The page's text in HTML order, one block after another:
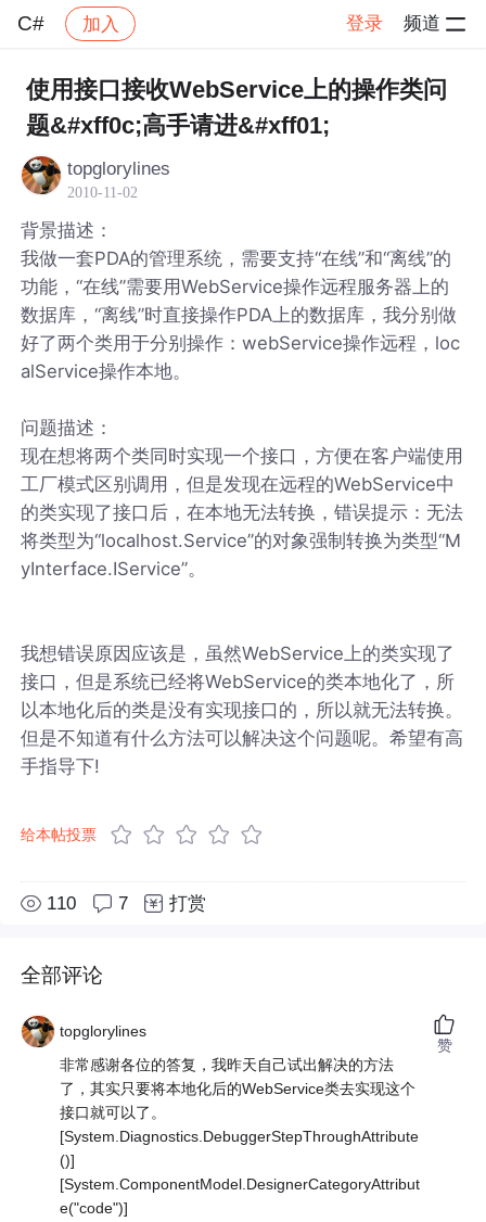
C# 加入 登录 频道
社区 C# 帖子详情
使用接口接收WebService上的操作类问
题&#xff0c;高手请进&#xff01;
topglorylines
2010-11-02
背景描述：
我做一套PDA的管理系统，需要支持“在线”和“离线”的
功能，“在线”需要用WebService操作远程服务器上的
数据库，“离线”时直接操作PDA上的数据库，我分别做
好了两个类用于分别操作：webService操作远程，loc
alService操作本地。
问题描述：
现在想将两个类同时实现一个接口，方便在客户端使用
工厂模式区别调用，但是发现在远程的WebService中
的类实现了接口后，在本地无法转换，错误提示：无法
将类型为“localhost.Service”的对象强制转换为类型“M
yInterface.IService”。
我想错误原因应该是，虽然WebService上的类实现了
接口，但是系统已经将WebService的类本地化了，所
以本地化后的类是没有实现接口的，所以就无法转换。
但是不知道有什么方法可以解决这个问题呢。希望有高
手指导下!
给本帖投票
110 7 打赏
全部评论
topglorylines
非常感谢各位的答复，我昨天自己试出解决的方法
了，其实只要将本地化后的WebService类去实现这个
接口就可以了。
[System.Diagnostics.DebuggerStepThroughAttribute
()]
[System.ComponentModel.DesignerCategoryAttribut
e("code")]
赞